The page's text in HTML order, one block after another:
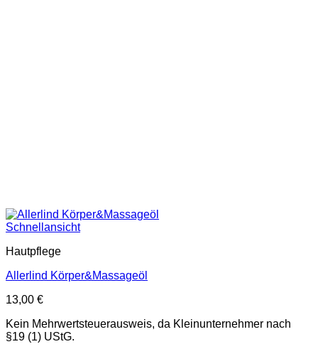
Schnellansicht
Hautpflege
Allerlind Körper&Massageöl
13,00 €
Kein Mehrwertsteuerausweis, da Kleinunternehmer nach
§19 (1) UStG.